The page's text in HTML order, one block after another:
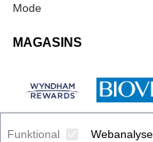
Funktional Webanalyse
Mode
MAGASINS